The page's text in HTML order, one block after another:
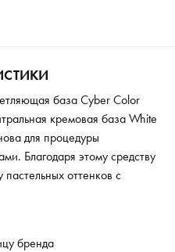
база Cyber Color
кремовая база White
для процедуры
Благодаря этому средству
оттенков с
содержит
масло. Эти компоненты
бренда